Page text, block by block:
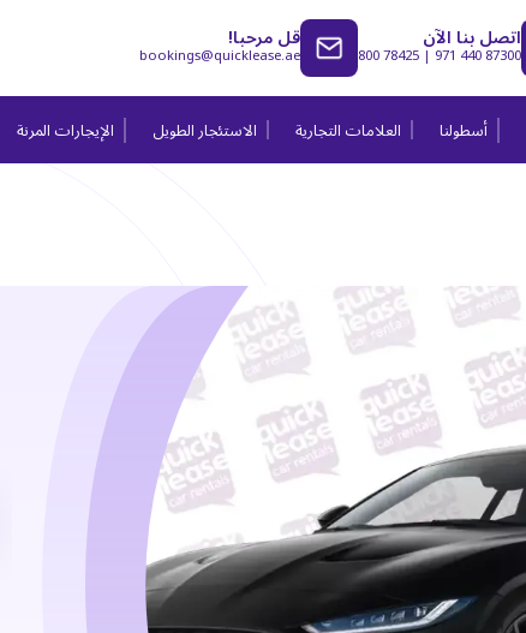
اتصل بنا الآن800 78425 |971 440 87300 قل مرحبا!
bookings@quicklease.ae
أسطولنا العلامات التجارية الاستئجار الطويل الإيجارات المرنة